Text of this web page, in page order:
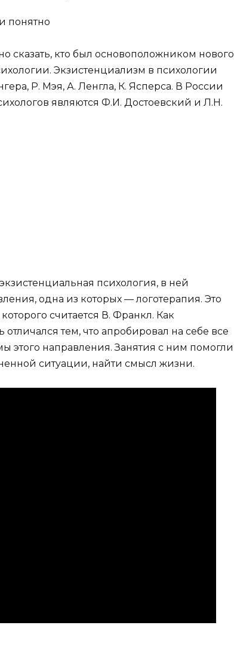
понятно
сказать, кто был основоположником нового
Экзистенциализм в психологии
Р. Мэя, А. Ленгла, К. Ясперса. В России
являются Ф.И. Достоевский и Л.Н.
психология, в ней
одна из которых — логотерапия. Это
считается В. Франкл. Как
тем, что апробировал на себе все
этого направления. Занятия с ним помогли
ситуации, найти смысл жизни.